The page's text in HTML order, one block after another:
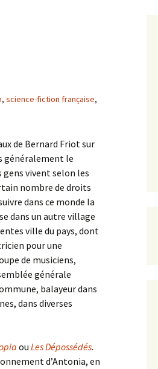
, science-fiction française,
de Bernard Friot sur
généralement le
gens vivent selon les
nombre de droits
dans ce monde la
dans un autre village
ville du pays, dont
pour une
de musiciens,
générale
balayeur dans
dans diverses
ou Les Dépossédés.
d’Antonia, en